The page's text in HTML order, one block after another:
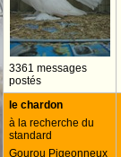
3361 messages
postés
le chardon
à la recherche du
standard
Gourou Pigeonneux